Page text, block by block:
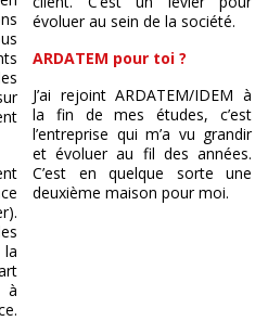
à
évoluer au sein de la société.
ARDATEM pour toi ?
J’ai rejoint ARDATEM/IDEM à
la fin de mes études, c’est
l’entreprise qui m’a vu grandir
et évoluer au fil des années.
C’est en quelque sorte une
deuxième maison pour moi.